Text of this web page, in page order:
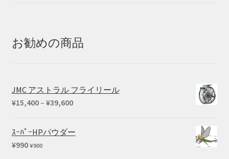
–
¥25,410
お勧めの商品
JMC アストラル フライリール
¥15,400– ¥39,600価
ｽｰﾊﾟｰHPパウダー
¥990 ¥900